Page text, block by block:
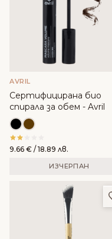
AVRIL
Сертифицирана био
спирала за обем - Avril
9.66 € / 18.89 лв.
ИЗЧЕРПАН